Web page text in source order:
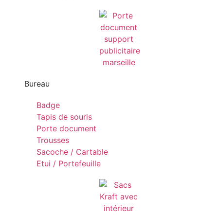
Bureau
Badge
Tapis de souris
Porte document
Trousses
Sacoche / Cartable
Etui / Portefeuille